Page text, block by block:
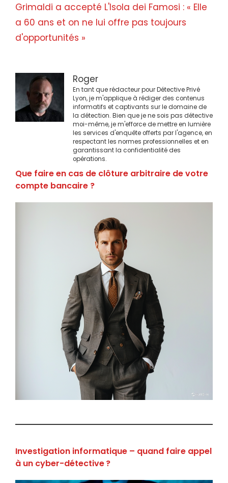
Grimaldi a accepté L'Isola dei Famosi : « Elle
a 60 ans et on ne lui offre pas toujours
d'opportunités »
Roger
En tant que rédacteur pour Détective Privé
Lyon, je m'applique à rédiger des contenus
informatifs et captivants sur le domaine de
la détection. Bien que je ne sois pas détective
moi-même, je m'efforce de mettre en lumière
les services d'enquête offerts par l'agence, en
respectant les normes professionnelles et en
garantissant la confidentialité des
opérations.
Que faire en cas de clôture arbitraire de votre
compte bancaire ?
Investigation informatique – quand faire appel
à un cyber-détective ?